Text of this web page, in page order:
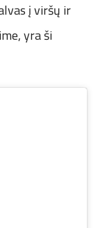
į viršų ir
yra ši